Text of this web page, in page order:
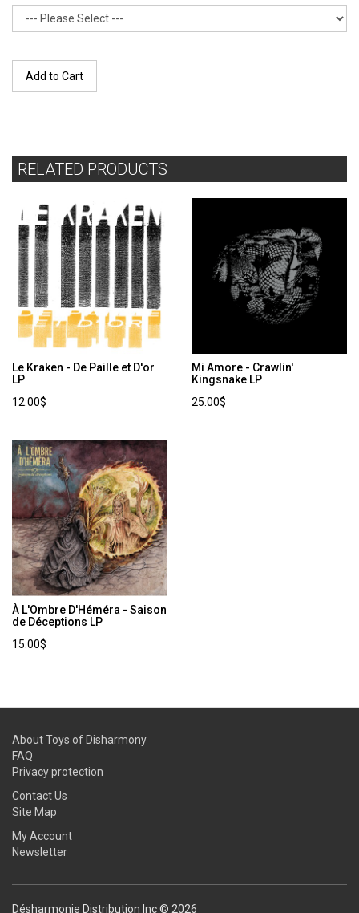
Add to Cart
RELATED PRODUCTS
Le Kraken - De Paille et D'or
LP
12.00$
Mi Amore - Crawlin'
Kingsnake LP
25.00$
À L'Ombre D'Héméra - Saison
de Déceptions LP
15.00$
About Toys of Disharmony
FAQ
Privacy protection
Contact Us
Site Map
My Account
Newsletter
Désharmonie Distribution Inc © 2026